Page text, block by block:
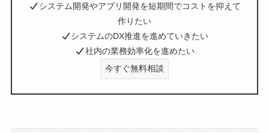
システム開発やアプリ開発を短期間でコストを抑えて
作りたい
システムのDX推進を進めていきたい
社内の業務効率化を進めたい
今すぐ無料相談